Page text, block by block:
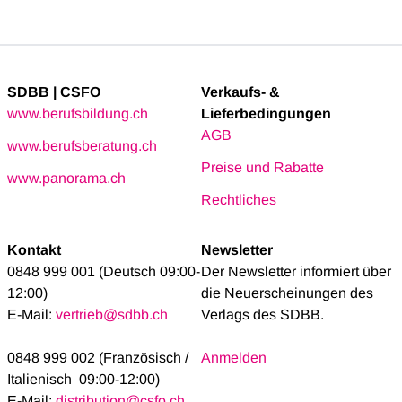
SDBB | CSFO
www.berufsbildung.ch
www.berufsberatung.ch
www.panorama.ch
Verkaufs- &
Lieferbedingungen
AGB
Preise und Rabatte
Rechtliches
Kontakt
0848 999 001 (Deutsch 09:00-
12:00)
E-Mail: vertrieb@sdbb.ch
0848 999 002 (Französisch /
Italienisch 09:00-12:00)
Newsletter
Der Newsletter informiert über
die Neuerscheinungen des
Verlags des SDBB.
Anmelden